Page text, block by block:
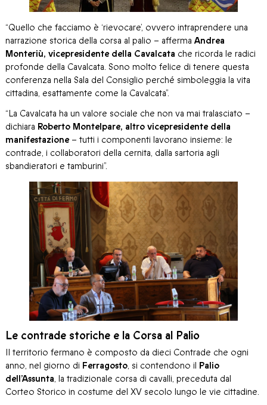
“Quello che facciamo è ‘rievocare’, ovvero intraprendere una
narrazione storica della corsa al palio – afferma Andrea
Monteriù, vicepresidente della Cavalcata che ricorda le radici
profonde della Cavalcata. Sono molto felice di tenere questa
conferenza nella Sala del Consiglio perché simboleggia la vita
cittadina, esattamente come la Cavalcata”.
“La Cavalcata ha un valore sociale che non va mai tralasciato –
dichiara Roberto Montelpare, altro vicepresidente della
manifestazione– tutti i componenti lavorano insieme: le
contrade, i collaboratori della cernita, dalla sartoria agli
sbandieratori e tamburini”.
Le contrade storiche e la Corsa al Palio
Il territorio fermano è composto da dieci Contrade che ogni
anno, nel giorno di Ferragosto, si contendono il Palio
dell’Assunta, la tradizionale corsa di cavalli, preceduta dal
Corteo Storico in costume del XV secolo lungo le vie cittadine.